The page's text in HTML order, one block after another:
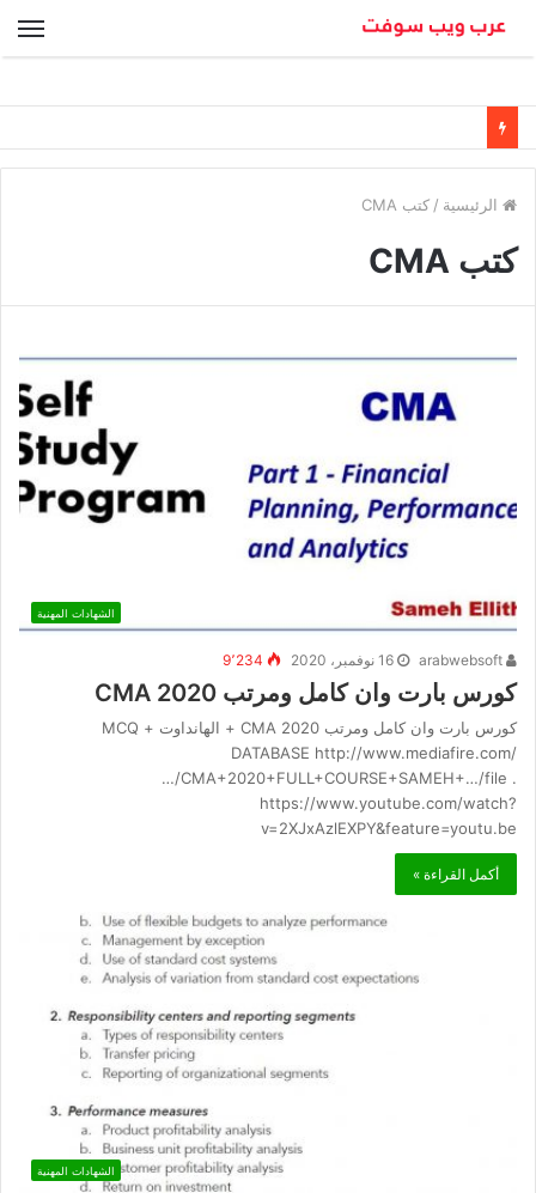
الرئيسية / كتب CMA
كتب CMA
الشهادات المهنية
16 نوفمبر، 2020 9٬234
كورس بارت وان كامل ومرتب CMA 2020
كورس بارت وان كامل ومرتب CMA 2020 + الهانداوت + MCQ
DATABASE http://www.mediafire.com/
…/CMA+2020+FULL+COURSE+SAMEH+…/file .
https://www.youtube.com/watch?
v=2XJxAzlEXPY&feature=youtu.be
أكمل القراءة »
الشهادات المهنية